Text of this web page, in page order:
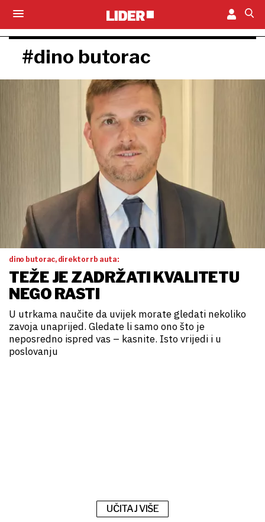
#dino butorac
dino butorac, direktor rb auta:
TEŽE JE ZADRŽATI KVALITETU
NEGO RASTI
U utrkama naučite da uvijek morate gledati nekoliko
zavoja unaprijed. Gledate li samo ono što je
neposredno ispred vas – kasnite. Isto vrijedi i u
poslovanju
UČITAJ VIŠE